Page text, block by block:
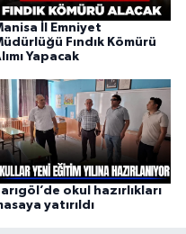
İl Emniyet
Fındık Kömürü
Yapacak
okul hazırlıkları
yatırıldı